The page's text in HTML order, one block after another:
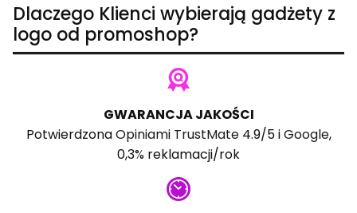
Dlaczego Klienci wybierają gadżety z
logo od promoshop?
GWARANCJA JAKOŚCI
PotwierdzonaOpiniami TrustMate4.9/5 iGoogle,
0,3% reklamacji/rok